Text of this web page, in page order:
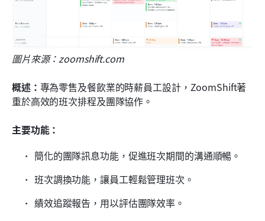
圖片來源：zoomshift.com
概述： 專為零售及餐飲業的時薪員工設計，ZoomShift著
重於高效的班次排程及團隊協作。
主要功能：
簡化的團隊訊息功能，促進班次期間的溝通順暢。
班次調換功能，讓員工輕鬆管理班次。
績效追蹤報告，用以評估團隊效率。